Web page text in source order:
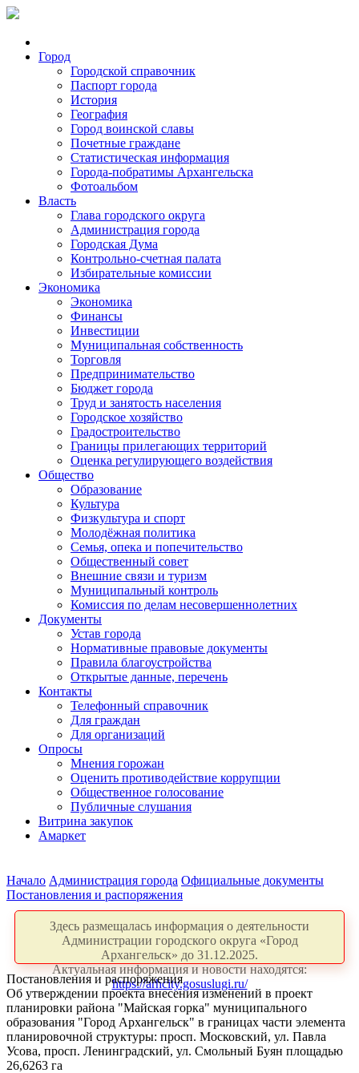
Город
Городской справочник
Паспорт города
История
География
Город воинской славы
Почетные граждане
Статистическая информация
Города-побратимы Архангельска
Фотоальбом
Власть
Глава городского округа
Администрация города
Городская Дума
Контрольно-счетная палата
Избирательные комиссии
Экономика
Экономика
Финансы
Инвестиции
Муниципальная собственность
Торговля
Предпринимательство
Бюджет города
Труд и занятость населения
Городское хозяйство
Градостроительство
Границы прилегающих территорий
Оценка регулирующего воздействия
Общество
Образование
Культура
Физкультура и спорт
Молодёжная политика
Семья, опека и попечительство
Общественный совет
Внешние связи и туризм
Муниципальный контроль
Комиссия по делам несовершеннолетних
Документы
Устав города
Нормативные правовые документы
Правила благоустройства
Открытые данные, перечень
Контакты
Телефонный справочник
Для граждан
Для организаций
Опросы
Мнения горожан
Оценить противодействие коррупции
Общественное голосование
Публичные слушания
Витрина закупок
Амаркет
Начало Администрация города Официальные документы
Постановления и распоряжения
Здесь размещалась информация о деятельности
Администрации городского округа «Город
Архангельск» до 31.12.2025.
Актуальная информация и новости находятся:
https://arhcity.gosuslugi.ru/
Постановления и распоряжения
Об утверждении проекта внесения изменений в проект
планировки района "Майская горка" муниципального
образования "Город Архангельск" в границах части элемента
планировочной структуры: просп. Московский, ул. Павла
Усова, просп. Ленинградский, ул. Смольный Буян площадью
26,6263 га